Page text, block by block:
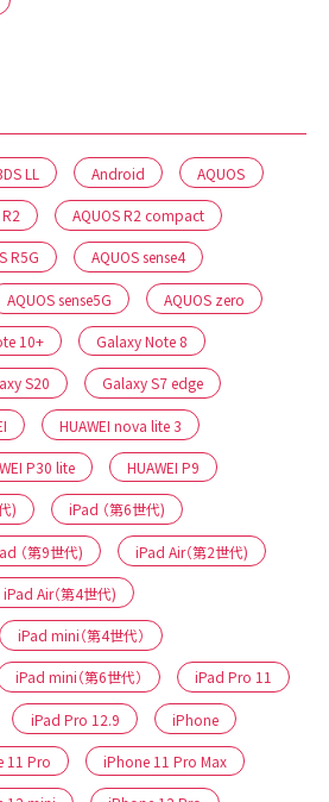
LL Android AQUOS
AQUOS R2 compact
R5G AQUOS sense4
AQUOS sense5G AQUOS zero
10+ Galaxy Note 8
S20 Galaxy S7 edge
HUAWEI nova lite 3
P30 lite HUAWEI P9
) iPad （第6世代)
（第9世代) iPad Air（第2世代)
iPad Air（第4世代)
iPad mini（第4世代）
iPad mini（第6世代） iPad Pro 11
iPad Pro 12.9 iPhone
11 Pro iPhone 11 Pro Max